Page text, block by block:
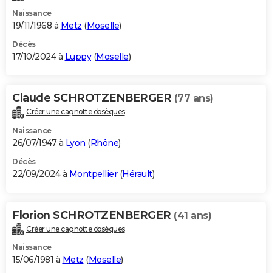
Naissance
19/11/1968 à Metz (Moselle)
Décès
17/10/2024 à Luppy(Moselle)
Claude SCHROTZENBERGER (77 ans)
Créer une cagnotte obsèques
Naissance
26/07/1947 à Lyon (Rhône)
Décès
22/09/2024 à Montpellier(Hérault)
Florion SCHROTZENBERGER (41 ans)
Créer une cagnotte obsèques
Naissance
15/06/1981 à Metz (Moselle)